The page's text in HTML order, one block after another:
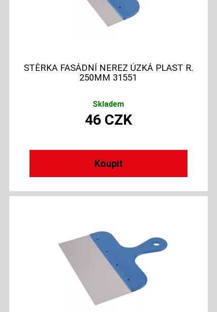
STĚRKA FASÁDNÍ NEREZ ÚZKÁ PLAST R.
250MM 31551
Skladem
46 CZK